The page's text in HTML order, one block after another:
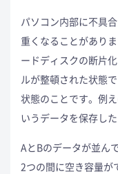
パソコン内部に不具
重くなることがあり
ードディスクの断片
ルが整頓された状態
状態のことです。例
いうデータを保存した
AとBのデータが並ん
2つの間に空き容量が